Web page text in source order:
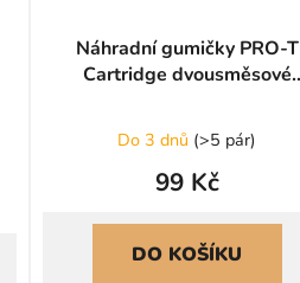
Náhradní gumičky PRO-T
Cartridge dvousměsové
Do 3 dnů (>5 pár)
99 Kč
DO KOŠÍKU